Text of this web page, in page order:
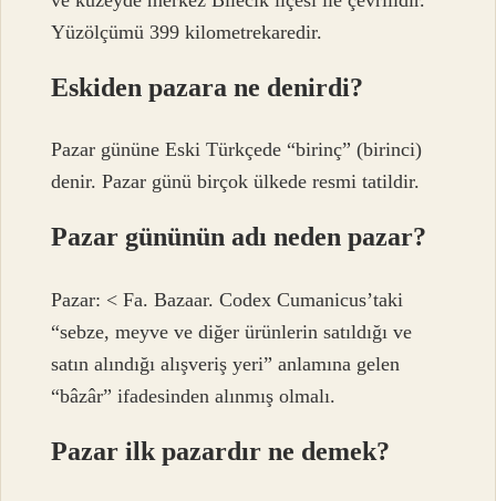
Yüzölçümü 399 kilometrekaredir.
Eskiden pazara ne denirdi?
Pazar gününe Eski Türkçede “birinç” (birinci)
denir. Pazar günü birçok ülkede resmi tatildir.
Pazar gününün adı neden pazar?
Pazar: < Fa. Bazaar. Codex Cumanicus’taki
“sebze, meyve ve diğer ürünlerin satıldığı ve
satın alındığı alışveriş yeri” anlamına gelen
“bâzâr” ifadesinden alınmış olmalı.
Pazar ilk pazardır ne demek?